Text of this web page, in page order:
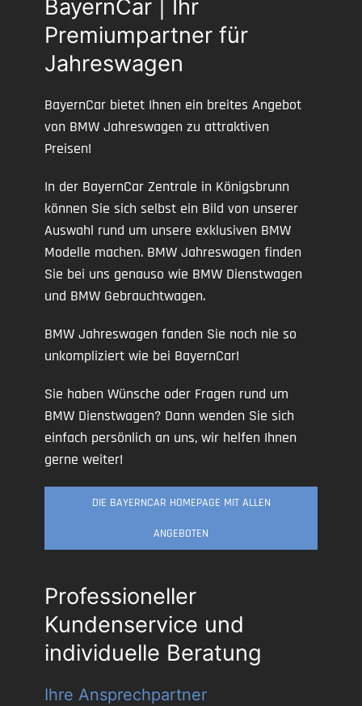
BayernCar | Ihr
Premiumpartner für
Jahreswagen
BayernCar bietet Ihnen ein breites Angebot
von BMW Jahreswagen zu attraktiven
Preisen!
In der BayernCar Zentrale in Königsbrunn
können Sie sich selbst ein Bild von unserer
Auswahl rund um unsere exklusiven BMW
Modelle machen. BMW Jahreswagen finden
Sie bei uns genauso wie BMW Dienstwagen
und BMW Gebrauchtwagen.
BMW Jahreswagen fanden Sie noch nie so
unkompliziert wie bei BayernCar!
Sie haben Wünsche oder Fragen rund um
BMW Dienstwagen? Dann wenden Sie sich
einfach persönlich an uns, wir helfen Ihnen
gerne weiter!
DIE BAYERNCAR HOMEPAGE MIT ALLEN
ANGEBOTEN
Professioneller
Kundenservice und
individuelle Beratung
Ihre Ansprechpartner